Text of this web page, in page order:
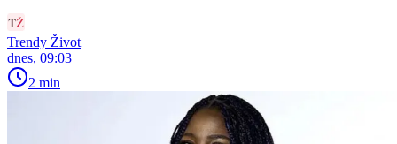
Trendy Život
dnes, 09:03
2 min